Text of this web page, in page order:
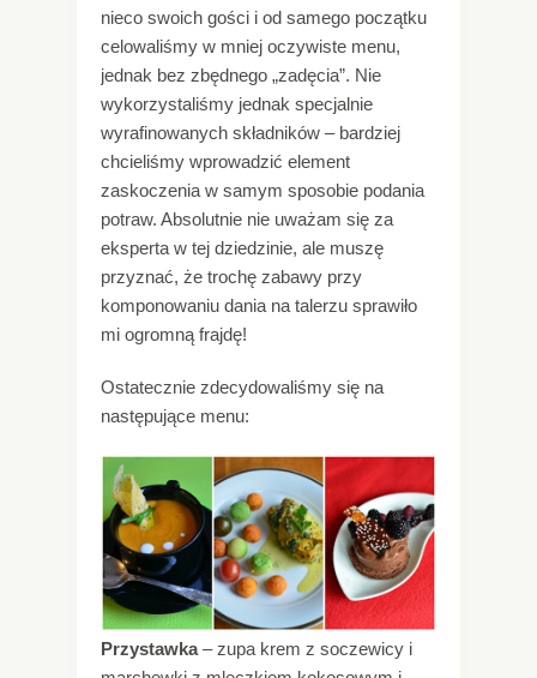
nieco swoich gości i od samego początku
celowaliśmy w mniej oczywiste menu,
jednak bez zbędnego „zadęcia”. Nie
wykorzystaliśmy jednak specjalnie
wyrafinowanych składników – bardziej
chcieliśmy wprowadzić element
zaskoczenia w samym sposobie podania
potraw. Absolutnie nie uważam się za
eksperta w tej dziedzinie, ale muszę
przyznać, że trochę zabawy przy
komponowaniu dania na talerzu sprawiło
mi ogromną frajdę!
Ostatecznie zdecydowaliśmy się na
następujące menu:
Przystawka– zupa krem z soczewicy i